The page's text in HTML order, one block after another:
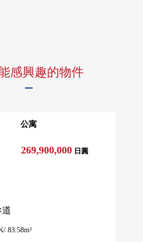
感興趣的物件
公寓
道
269,900,000 日圓
83.58m²